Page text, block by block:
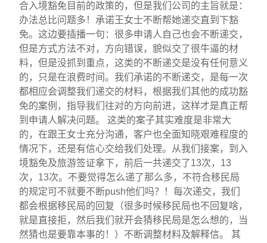
合入境豁免目前的政策的，但是我们公司的主旨就是：
办法总比问题多！承诺王女士不断帮她递交直到下豁
免。这边要插播一句：很多申请人自己也会不断递交，
但是方式方法不对，方向错误，貌似交了很牛逼的材
料，但是没抓到重点，这类的不断递交是没有任何意义
的，只是在浪费时间。我们承诺的不断递交，是每一次
都相应会调整我们递交的材料，根据我们其他的成功豁
免的案例，指导我们往对的方向前进，这样才是真正帮
到申请人解决问题。 这类的案子其实难度是非常大
的，在跟王女士充分沟通，客户也全面知晓艰难程度的
情况下，还是有信心交给我们处理。从我们接案，到入
境豁免及旅游签证拿下，前后一共递交了13次，13
次，13次。不要觉得怎么递了那么多，不符合移民局
的规定可不就要不断push他们吗？！每次递交，我们
都会根据移民局的回复（很多时候移民局也不回复啥，
就是直接拒，然后我们就开会猜移民局是怎么想的，当
然猜也是要靠本事的！）不断调整材料及解释信。 其